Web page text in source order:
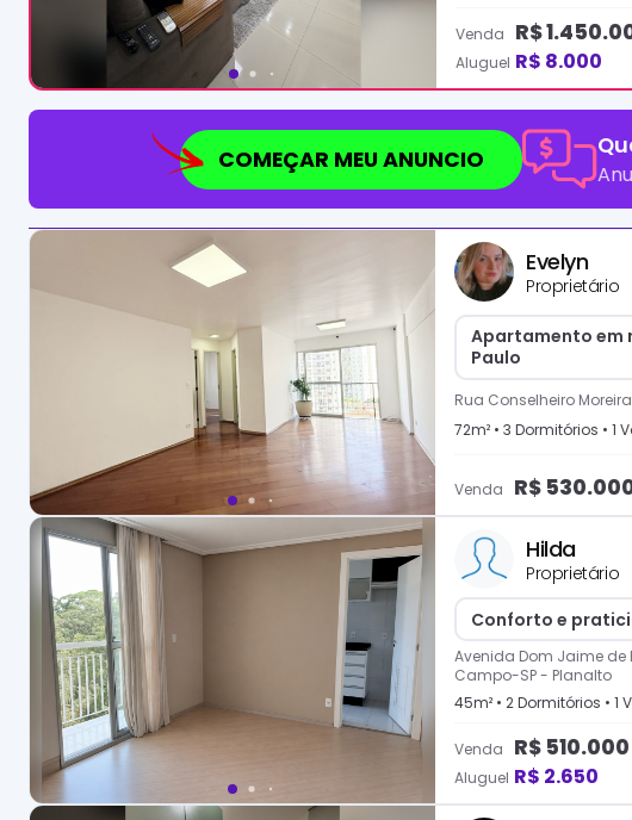
Venda R$
Aluguel R$ 8.000
COMEÇAR MEU ANUNCIO
Evelyn
Proprietário
Apartamento em
Paulo
Rua Conselheiro
72m² • 3 Dormitórios • 1
Venda R$
Hilda
Proprietário
Conforto e
Avenida Dom Jaime de
Campo-SP- Planalto
45m² • 2Dormitórios • 1
Venda R$ 510.000
Aluguel R$ 2.650